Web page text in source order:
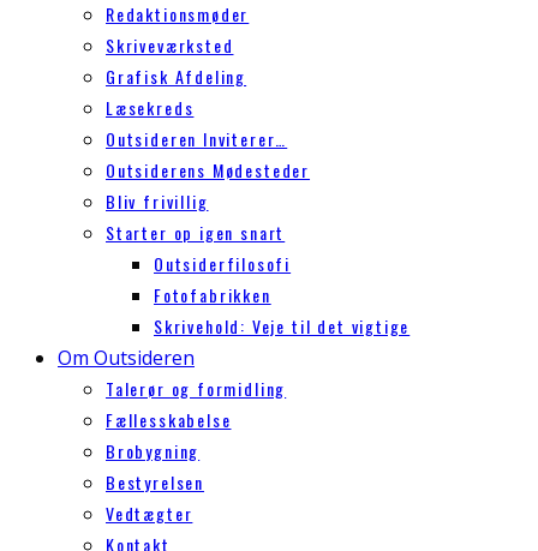
Redaktionsmøder
Skriveværksted
Grafisk Afdeling
Læsekreds
Outsideren Inviterer…
Outsiderens Mødesteder
Bliv frivillig
Starter op igen snart
Outsiderfilosofi
Fotofabrikken
Skrivehold: Veje til det vigtige
Om Outsideren
Talerør og formidling
Fællesskabelse
Brobygning
Bestyrelsen
Vedtægter
Kontakt